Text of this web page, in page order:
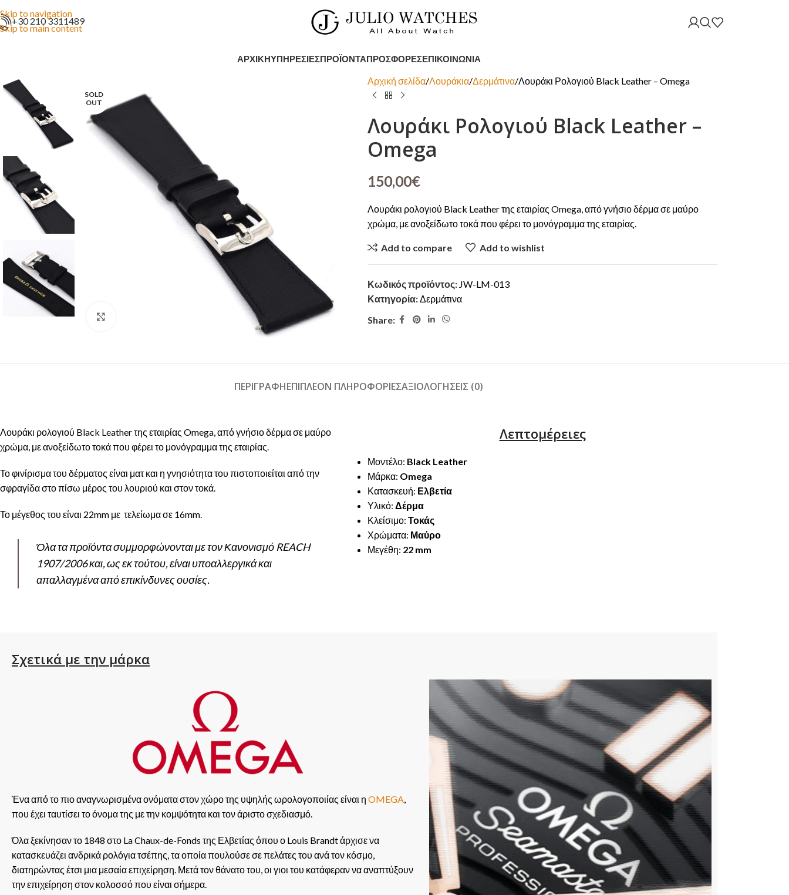
Skip to navigation
Skip to main content
+30 210 3311489
ΑΡΧΙΚΉΥΠΗΡΕΣΊΕΣΠΡΟΪΌΝΤΑΠΡΟΣΦΟΡΈΣΕΠΙΚΟΙΝΩΝΊΑ
SOLD
OUT
Αρχική σελίδα Λουράκια Δερμάτινα Λουράκι Ρολογιού Black Leather – Omega
Λουράκι Ρολογιού Black Leather –
Omega
150,00€
Λουράκι ρολογιού Black Leather της εταιρίας Omega, από γνήσιο δέρμα σε μαύρο
χρώμα, με ανοξείδωτο τοκά που φέρει το μονόγραμμα της εταιρίας.
Add to compare Add to wishlist
Κωδικός προϊόντος: JW-LM-013
Κατηγορία:Δερμάτινα
Share:
ΠΕΡΙΓΡΑΦΉΕΠΙΠΛΈΟΝ ΠΛΗΡΟΦΟΡΊΕΣΑΞΙΟΛΟΓΉΣΕΙΣ (0)
Λουράκι ρολογιού Black Leather της εταιρίας Omega, από γνήσιο δέρμα σε μαύρο
χρώμα, με ανοξείδωτο τοκά που φέρει το μονόγραμμα της εταιρίας.
Το φινίρισμα του δέρματος είναι ματ και η γνησιότητα του πιστοποιείται από την
σφραγίδα στο πίσω μέρος του λουριού και στον τοκά.
Το μέγεθος του είναι 22mm με τελείωμα σε 16mm.
Όλα τα προϊόντα συμμορφώνονται με τον Κανονισμό REACH
1907/2006 και, ως εκ τούτου, είναι υποαλλεργικά και
απαλλαγμένα από επικίνδυνες ουσίες.
Λεπτομέρειες
Μοντέλο: Black Leather
Μάρκα: Omega
Κατασκευή: Ελβετία
Υλικό: Δέρμα
Κλείσιμο: Τοκάς
Χρώματα: Μαύρο
Μεγέθη: 22 mm
Σχετικά με την μάρκα
Ένα από το πιο αναγνωρισμένα ονόματα στον χώρο της υψηλής ωρολογοποιίας είναι η OMEGA,
που έχει ταυτίσει το όνομα της με την κομψότητα και τον άριστο σχεδιασμό.
Όλα ξεκίνησαν το 1848 στο La Chaux-de-Fonds της Ελβετίας όπου ο Louis Brandt άρχισε να
κατασκευάζει ανδρικά ρολόγια τσέπης, τα οποία πουλούσε σε πελάτες του ανά τον κόσμο,
διατηρώντας έτσι μια μεσαία επιχείρηση. Μετά τον θάνατο του, οι γιοι του κατάφεραν να αναπτύξουν
την επιχείρηση στον κολοσσό που είναι σήμερα.